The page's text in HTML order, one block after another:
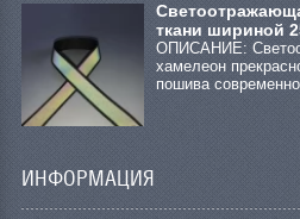
ткани шириной
ОПИСАНИЕ:
хамелеон
пошива
ИНФОРМАЦИЯ